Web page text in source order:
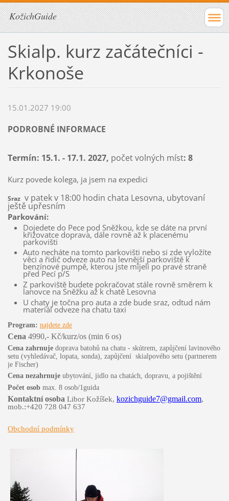
KožichGuide
Skialp. kurz začátečníci -
Krkonoše
15.01.2027 19:00
PODROBNÉ INFORMACE
Termín: 15.1. - 17.1. 2027, počet volných míst: 8
Kurz povede kolega, ja jsem na expedici
Sraz v patek v 18:00 hodin chata Lesovna, ubytovaní
ještě upřesním
Parkování:
Dojedete do Pece pod Sněžkou, kde se dáte na první
křižovatce doprava, dále rovně až k placenému
parkovišti
Auto necháte na tomto parkovišti nebo si zde vyložíte
věci a řidič odveze auto na levnější parkoviště k
benzínové pumpě, kterou jste míjeli po pravé straně
před Pecí p/S
Z parkoviště budete pokračovat stále rovně směrem k
lanovce na Sněžku až k chatě Lesovna
U chaty je točna pro auta a zde bude sraz, odtud nám
materiál odveze na chatu taxi
Program: najdete zde
Cena 4990,- Kč/kurz/os (min 6 os)
Cena zahrnujedoprava batohů na chatu - skútrem, zapůjčení lavinového
setu (vyhledávač, lopata, sonda), zapůjčení skialpového setu (partnerem
je Fischer)
Cena nezahrnujeubytování, jidlo na chatách, dopravu, a pojištění
Počet osobmax. 8 osob/1guida
Kontaktní osoba Libor Kožíšek, kozichguide7@gmail.com,
mob.:+420 728 047 637
Obchodní podmínky